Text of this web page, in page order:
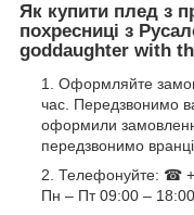
Як купити плед з
похресниці з
goddaughter with
Оформляйте
час. Передзвонимо
оформили
передзвонимо
Телефонуйте: ☎
Пн – Пт 09:00 –